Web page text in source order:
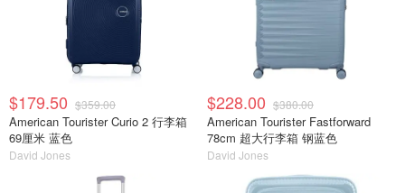
$179.50 $359.00
American Tourister Curio 2 行李箱
69厘米 蓝色
David Jones
$228.00 $380.00
American Tourister Fastforward
78cm 超大行李箱 钢蓝色
David Jones